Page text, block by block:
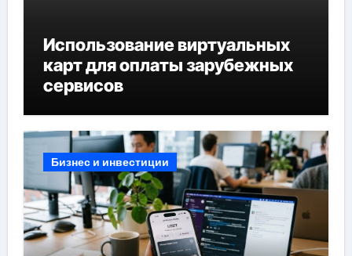
Использование виртуальных
карт для оплаты зарубежных
сервисов
Бизнес и инвестиции